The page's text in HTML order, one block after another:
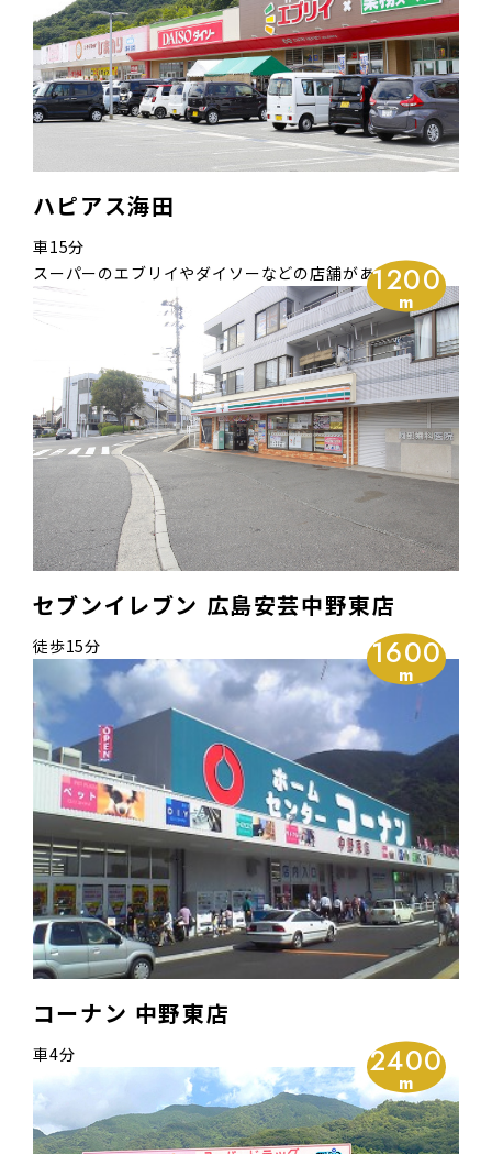
ハピアス海田
車15分
スーパーのエブリイやダイソーなどの店舗があります。
セブンイレブン 広島安芸中野東店
徒歩15分
1200
コーナン 中野東店
車4分
1600
2400